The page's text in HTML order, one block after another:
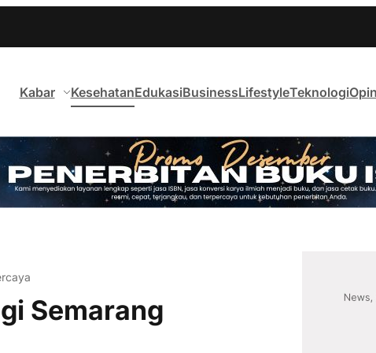
Kabar KesehatanEdukasiBusinessLifestyleTeknologi
Semarang